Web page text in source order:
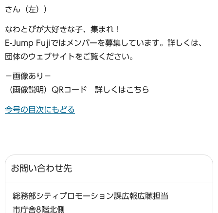
さん（左））
なわとびが大好きな子、集まれ！
E-Jump Fujiではメンバーを募集しています。詳しくは、
団体のウェブサイトをご覧ください。
−画像あり−
（画像説明）QRコード 詳しくはこちら
今号の目次にもどる
お問い合わせ先
総務部シティプロモーション課広報広聴担当
市庁舎8階北側